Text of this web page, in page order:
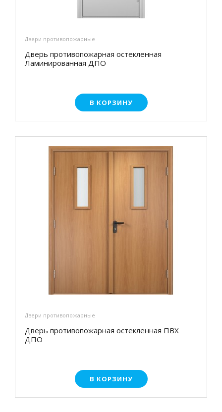
Двери противопожарные
Дверь противопожарная остекленная
Ламинированная ДПО
В КОРЗИНУ
Двери противопожарные
Дверь противопожарная остекленная ПВХ
ДПО
В КОРЗИНУ